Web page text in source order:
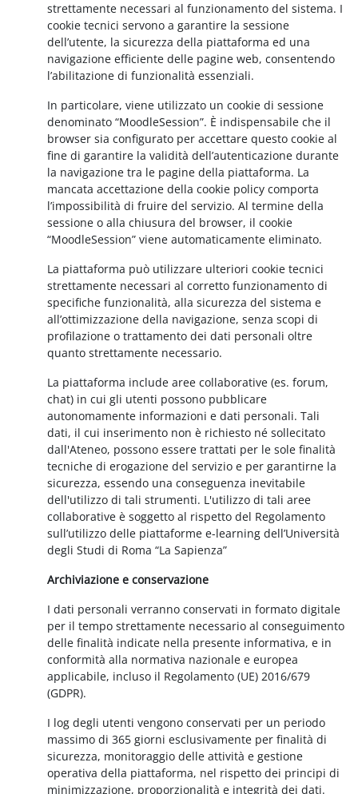
strettamente necessari al funzionamento del sistema. I
cookie tecnici servono a garantire la sessione
dell’utente, la sicurezza della piattaforma ed una
navigazione efficiente delle pagine web, consentendo
l’abilitazione di funzionalità essenziali.
In particolare, viene utilizzato un cookie di sessione
denominato “MoodleSession”. È indispensabile che il
browser sia configurato per accettare questo cookie al
fine di garantire la validità dell’autenticazione durante
la navigazione tra le pagine della piattaforma. La
mancata accettazione della cookie policy comporta
l’impossibilità di fruire del servizio. Al termine della
sessione o alla chiusura del browser, il cookie
“MoodleSession” viene automaticamente eliminato.
La piattaforma può utilizzare ulteriori cookie tecnici
strettamente necessari al corretto funzionamento di
specifiche funzionalità, alla sicurezza del sistema e
all’ottimizzazione della navigazione, senza scopi di
profilazione o trattamento dei dati personali oltre
quanto strettamente necessario.
La piattaforma include aree collaborative (es. forum,
chat) in cui gli utenti possono pubblicare
autonomamente informazioni e dati personali. Tali
dati, il cui inserimento non è richiesto né sollecitato
dall'Ateneo, possono essere trattati per le sole finalità
tecniche di erogazione del servizio e per garantirne la
sicurezza, essendo una conseguenza inevitabile
dell'utilizzo di tali strumenti. L'utilizzo di tali aree
collaborative è soggetto al rispetto del Regolamento
sull’utilizzo delle piattaforme e-learning dell’Università
degli Studi di Roma “La Sapienza”
Archiviazione e conservazione
I dati personali verranno conservati in formato digitale
per il tempo strettamente necessario al conseguimento
delle finalità indicate nella presente informativa, e in
conformità alla normativa nazionale e europea
applicabile, incluso il Regolamento (UE) 2016/679
(GDPR).
I log degli utenti vengono conservati per un periodo
massimo di 365 giorni esclusivamente per finalità di
sicurezza, monitoraggio delle attività e gestione
operativa della piattaforma, nel rispetto dei principi di
minimizzazione, proporzionalità e integrità dei dati.